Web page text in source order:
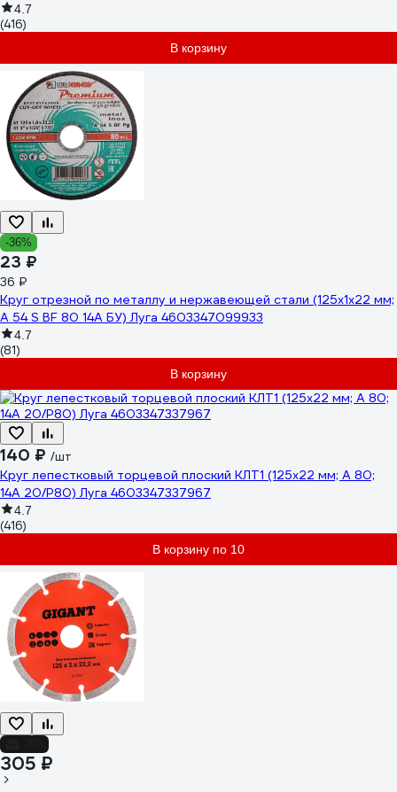
4.7
(416)
В корзину
-36%
23 ₽
36 ₽
Круг отрезной по металлу и нержавеющей стали (125x1x22 мм;
A 54 S BF 80 14А БУ) Луга 4603347099933
4.7
(81)
В корзину
140 ₽ /шт
Круг лепестковый торцевой плоский КЛТ1 (125х22 мм; А 80;
14А 20/P80) Луга 4603347337967
4.7
(416)
В корзину по 10
305 ₽